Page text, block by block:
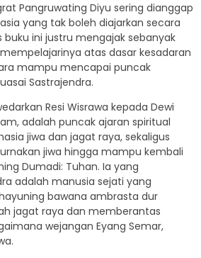
Pangruwating Diyu sering dianggap
yang tak boleh diajarkan secara
buku ini justru mengajak sebanyak
atas dasar kesadaran
mampu mencapai puncak
Sastrajendra.
Resi Wisrawa kepada Dewi
adalah puncak ajaran spiritual
jiwa dan jagat raya, sekaligus
jiwa hingga mampu kembali
Dumadi: Tuhan. Ia yang
adalah manusia sejati yang
bawana ambrasta dur
jagat raya dan memberantas
wejangan Eyang Semar,